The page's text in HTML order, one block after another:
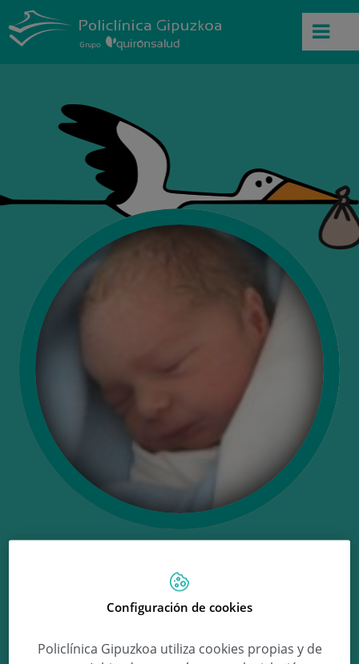
Ongi etorri
Ainhoa!
Configuración de cookies
Policlínica Gipuzkoa utiliza cookies propias y de